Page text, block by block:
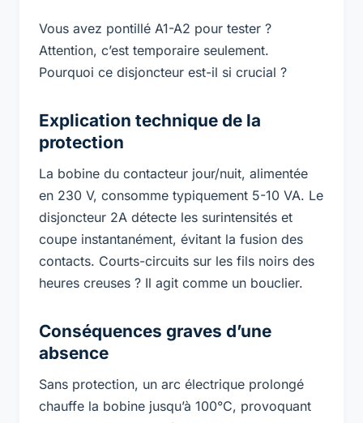
Vous avez pontillé A1-A2 pour tester ?
Attention, c’est temporaire seulement.
Pourquoi ce disjoncteur est-il si crucial ?
Explication technique de la
protection
La bobine du contacteur jour/nuit, alimentée
en 230 V, consomme typiquement 5-10 VA. Le
disjoncteur 2A détecte les surintensités et
coupe instantanément, évitant la fusion des
contacts. Courts-circuits sur les fils noirs des
heures creuses ? Il agit comme un bouclier.
Conséquences graves d’une
absence
Sans protection, un arc électrique prolongé
chauffe la bobine jusqu’à 100°C, provoquant